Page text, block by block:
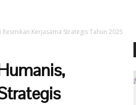
Kerjasama Strategis Tahun 2025